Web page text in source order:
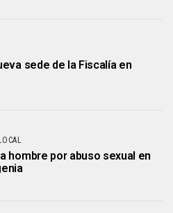
sede de la Fiscalía en
hombre por abuso sexual en